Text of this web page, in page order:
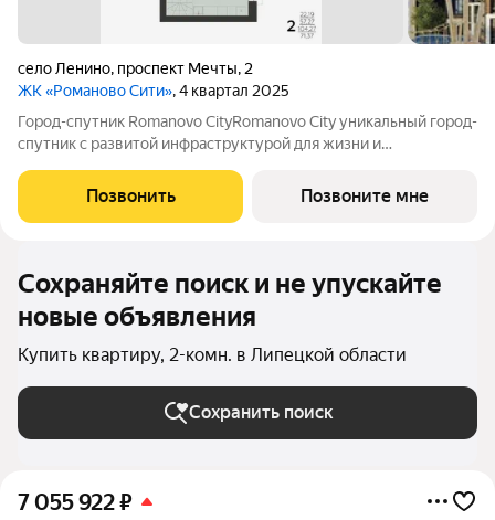
село Ленино, проспект Мечты, 2
ЖК «Романово Сити», 4 квартал 2025
Город-спутник Romanovo CityRomanovo City уникальный город-
спутник с развитой инфраструктурой для жизни и
расположен в 8 км от Липецка, общая площадь 100 га.
Перспективная численность населения
Позвонить Позвоните мне
Сохраняйте поиск и не упускайте
новые объявления
Купить квартиру, 2-комн. в Липецкой области
Сохранить поиск
7 055 922₽